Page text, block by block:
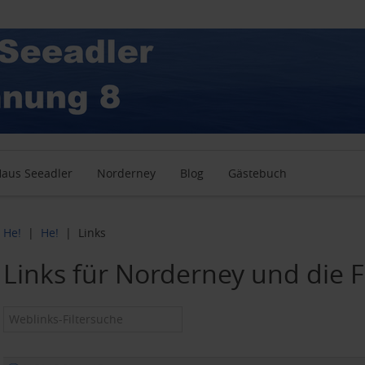
Seeadler Norderney Blog Gästebuch
He! He! Links
Links für Norderney und die
Filterfeld